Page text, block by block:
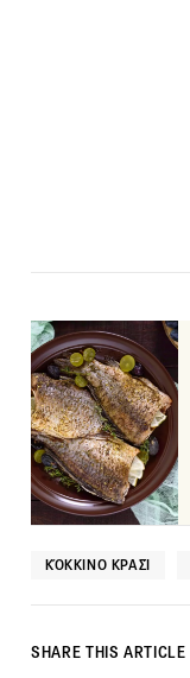
ΚΌΚΚΙΝΟ ΚΡΑΣΊ
SHARE THIS ARTICLE